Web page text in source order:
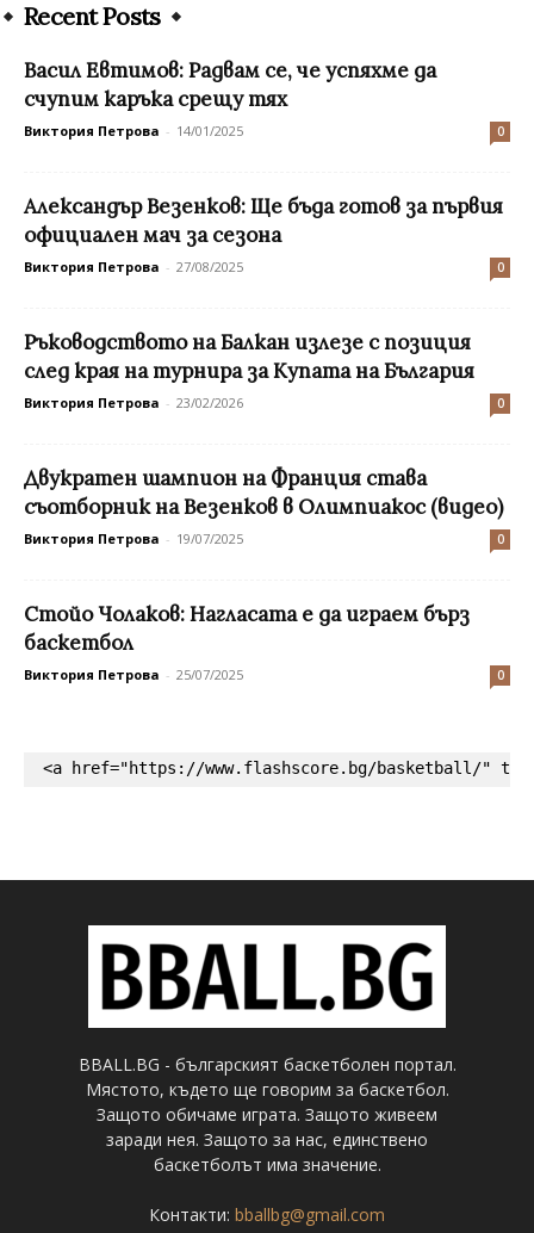
Recent Posts
Васил Евтимов: Радвам се, че успяхме да
счупим каръка срещу тях
Виктория Петрова - 14/01/2025 0
Александър Везенков: Ще бъда готов за първия
официален мач за сезона
Виктория Петрова - 27/08/2025 0
Ръководството на Балкан излезе с позиция
след края на турнира за Купата на България
Виктория Петрова - 23/02/2026 0
Двукратен шампион на Франция става
съотборник на Везенков в Олимпиакос (видео)
Виктория Петрова - 19/07/2025 0
Стойо Чолаков: Нагласата е да играем бърз
баскетбол
Виктория Петрова - 25/07/2025 0
<a href="https://www.flashscore.bg/basketball/"
BBALL.BG - българският баскетболен портал.
Мястото, където ще говорим за баскетбол.
Защото обичаме играта. Защото живеем
заради нея. Защото за нас, единствено
баскетболът има значение.
Контакти: bballbg@gmail.com